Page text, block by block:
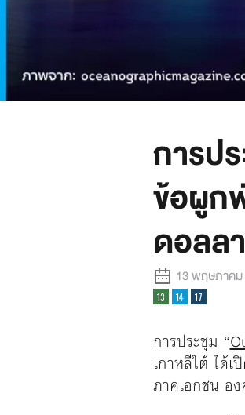
การป
ข้อผูก
ดอลล
13 พฤษภาคม
การประชุม “
เกาหลีใต้ ได้
ภาคเอกชน อ